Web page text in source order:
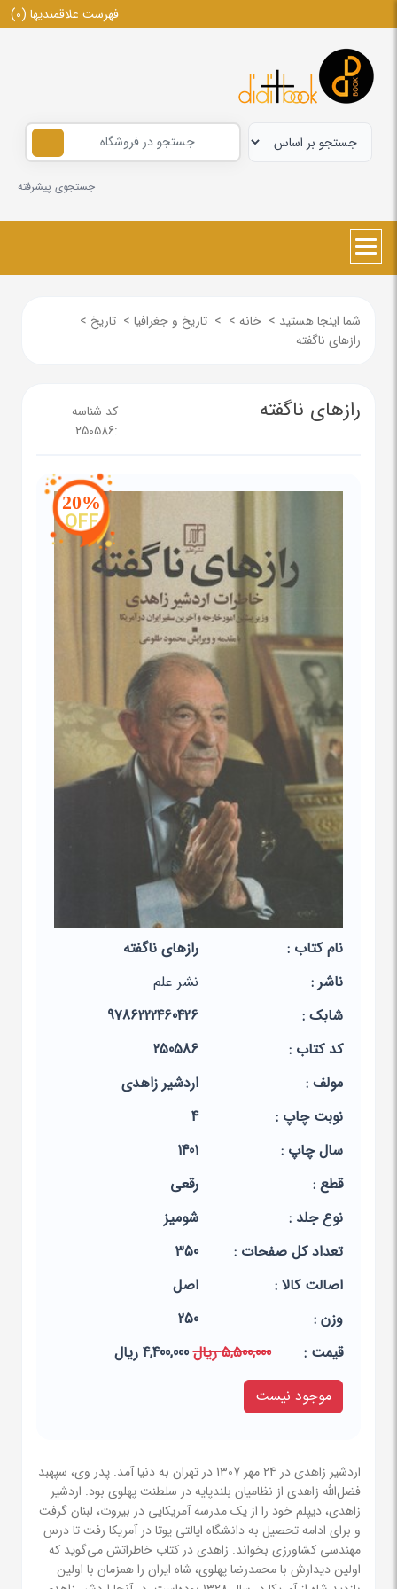
فهرست علاقمندیها (0)
جستجوی پیشرفته
شما اینجا هستید > خانه >
> تاریخ و جغرافیا > تاریخ >
رازهای ناگفته
رازهای ناگفته
کد شناسه
:
250586
20%
OFF
نام کتاب :
رازهای ناگفته
ناشر :
نشر علم
شابک :
9786222460426
کد کتاب :
250586
مولف :
اردشیر زاهدی
نوبت چاپ :
4
سال چاپ :
1401
قطع :
رقعی
نوع جلد :
شومیز
تعداد کل صفحات :
350
اصالت کالا :
اصل
وزن :
250
قيمت :
5,500,000 ریال
4,400,000 ریال
موجود نیست
اردشیر زاهدی در 24 مهر 1307 در تهران به دنیا آمد. پدر وی، سپهبد
فضل‌الله زاهدی از نظامیان بلندپایه در سلطنت پهلوی بود. اردشیر
زاهدی، دیپلم خود را از یک مدرسه آمریکایی در بیروت، لبنان گرفت
و برای ادامه تحصیل به دانشگاه ایالتی یوتا در آمریکا رفت تا درس
مهندسی کشاورزی بخواند. زاهدی در کتاب خاطراتش می‌گوید که
اولین دیدارش با محمدرضا پهلوی، شاه ایران را همزمان با اولین